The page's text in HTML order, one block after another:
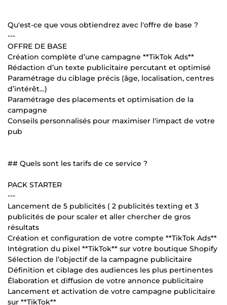
Qu'est-ce que vous obtiendrez avec l'offre de base ?
---
OFFRE DE BASE
Création complète d’une campagne **TikTok Ads**
Rédaction d’un texte publicitaire percutant et optimisé
Paramétrage du ciblage précis (âge, localisation, centres
d’intérêt…)
Paramétrage des placements et optimisation de la
campagne
Conseils personnalisés pour maximiser l'impact de votre
pub
## Quels sont les tarifs de ce service ?
PACK STARTER
---
Lancement de 5 publicités ( 2 publicités texting et 3
publicités de pour scaler et aller chercher de gros
résultats
Création et configuration de votre compte **TikTok Ads**
Intégration du pixel **TikTok** sur votre boutique Shopify
Sélection de l’objectif de la campagne publicitaire
Définition et ciblage des audiences les plus pertinentes
Élaboration et diffusion de votre annonce publicitaire
Lancement et activation de votre campagne publicitaire
sur **TikTok**